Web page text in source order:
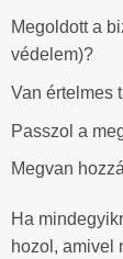
Megoldott a
védelem)?
Van értelmes
Passzol a
Megvan
Ha
hozol, amivel